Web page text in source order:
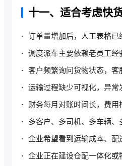
十一、适合考虑快
订单量增加后，人工表格已
调度派车主要依赖老员工经
客户频繁询问货物状态，客
运输过程缺少可视化，异常
财务每月对账时间长，费用
多客户、多司机、多车辆、
企业希望看到运输成本、配
企业正在建设仓配一体化或